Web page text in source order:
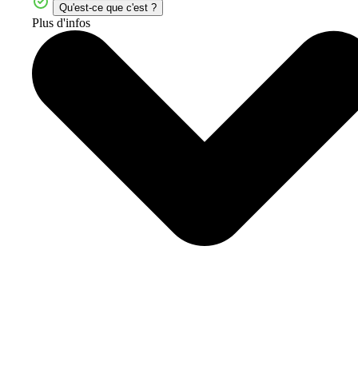
Qu'est-ce que c'est ?
Plus d'infos